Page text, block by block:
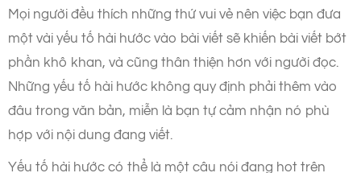
Mọi người đều thích những thứ vui vẻ nên việc bạn đưa
một vài yếu tố hài hước vào bài viết sẽ khiến bài viết bớt
phần khô khan, và cũng thân thiện hơn với người đọc.
Những yếu tố hài hước không quy định phải thêm vào
đâu trong văn bản, miễn là bạn tự cảm nhận nó phù
hợp với nội dung đang viết.
Yếu tố hài hước có thể là một câu nói đang hot trên